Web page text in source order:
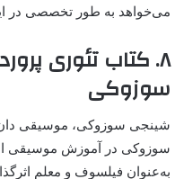
می‌خواهد به طور تخصصی در
۸. کتاب تئوری
سوزوکی
شینجی سوزوکی، موسیقی
سوزوکی در آموزش موسیقی
به‌عنوان فیلسوف و معلم